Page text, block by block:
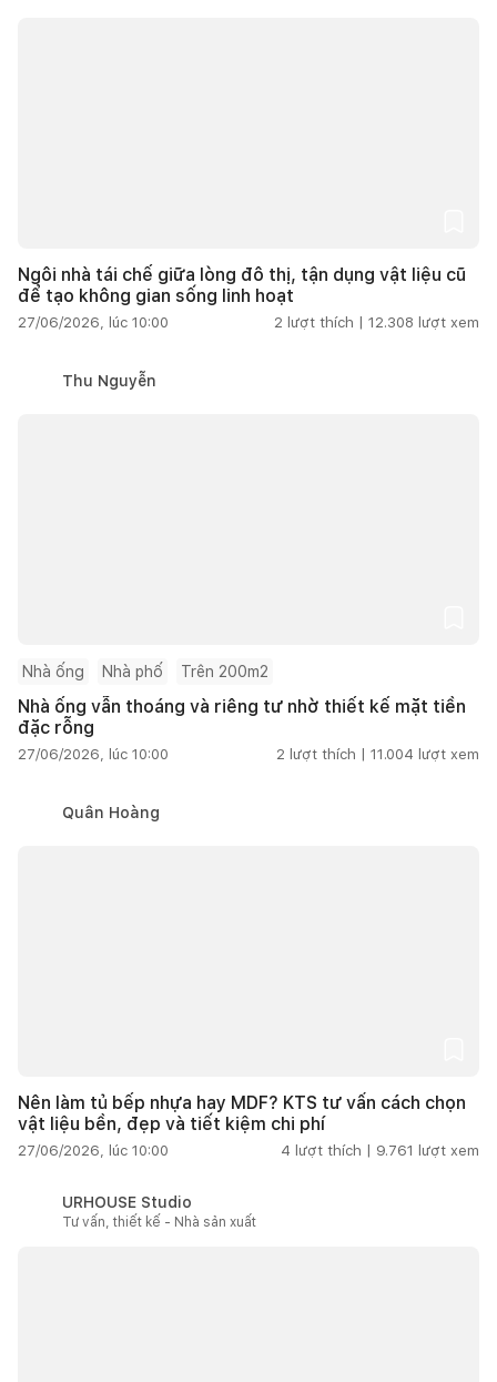
Ngôi nhà tái chế giữa lòng đô thị, tận dụng vật liệu cũ
để tạo không gian sống linh hoạt
27/06/2026, lúc 10:00 2 lượt thích | 12.308 lượt xem
Thu Nguyễn
Nhà ống Nhà phố Trên 200m2
Nhà ống vẫn thoáng và riêng tư nhờ thiết kế mặt tiền
đặc rỗng
27/06/2026, lúc 10:00 2 lượt thích | 11.004 lượt xem
Quân Hoàng
Nên làm tủ bếp nhựa hay MDF? KTS tư vấn cách chọn
vật liệu bền, đẹp và tiết kiệm chi phí
27/06/2026, lúc 10:00 4 lượt thích | 9.761 lượt xem
URHOUSE Studio
Tư vấn, thiết kế - Nhà sản xuất